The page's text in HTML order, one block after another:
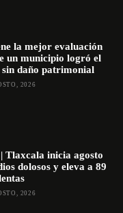
la mejor evaluación
un municipio logró el
daño patrimonial
2026
Tlaxcala inicia agosto
dolosos y eleva a 89
2026